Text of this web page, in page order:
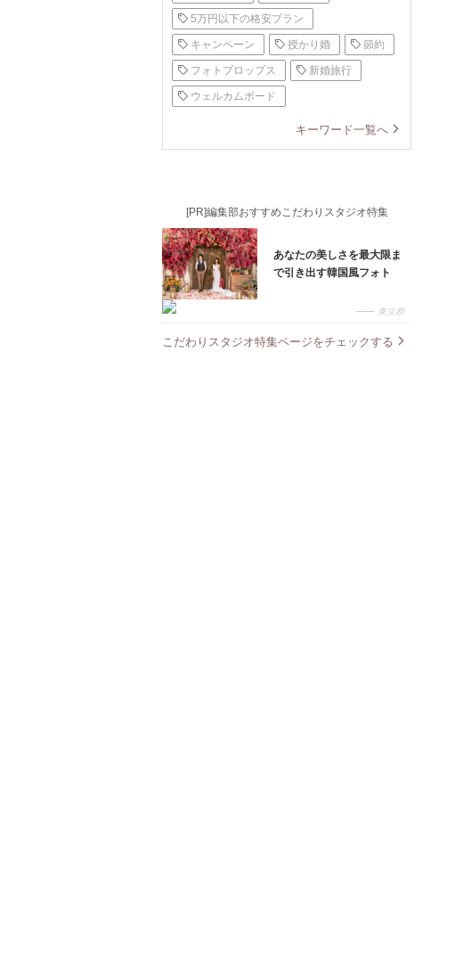
5万円以下の格安プラン
キャンペーン 授かり婚 節約
フォトプロップス 新婚旅行
ウェルカムボード
キーワード一覧へ
[PR]編集部おすすめこだわりスタジオ特集
あなたの美しさを最大限ま
で引き出す韓国風フォト
東京都
こだわりスタジオ特集ページをチェックする